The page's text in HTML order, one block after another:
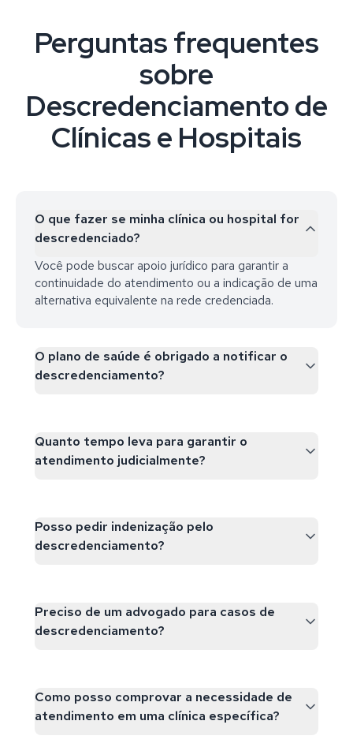
Perguntas frequentes
sobre
Descredenciamento de
Clínicas e Hospitais
O que fazer se minha clínica ou hospital for
descredenciado?
Você pode buscar apoio jurídico para garantir a
continuidade do atendimento ou a indicação de uma
alternativa equivalente na rede credenciada.
O plano de saúde é obrigado a notificar o
descredenciamento?
Quanto tempo leva para garantir o
atendimento judicialmente?
Posso pedir indenização pelo
descredenciamento?
Preciso de um advogado para casos de
descredenciamento?
Como posso comprovar a necessidade de
atendimento em uma clínica específica?